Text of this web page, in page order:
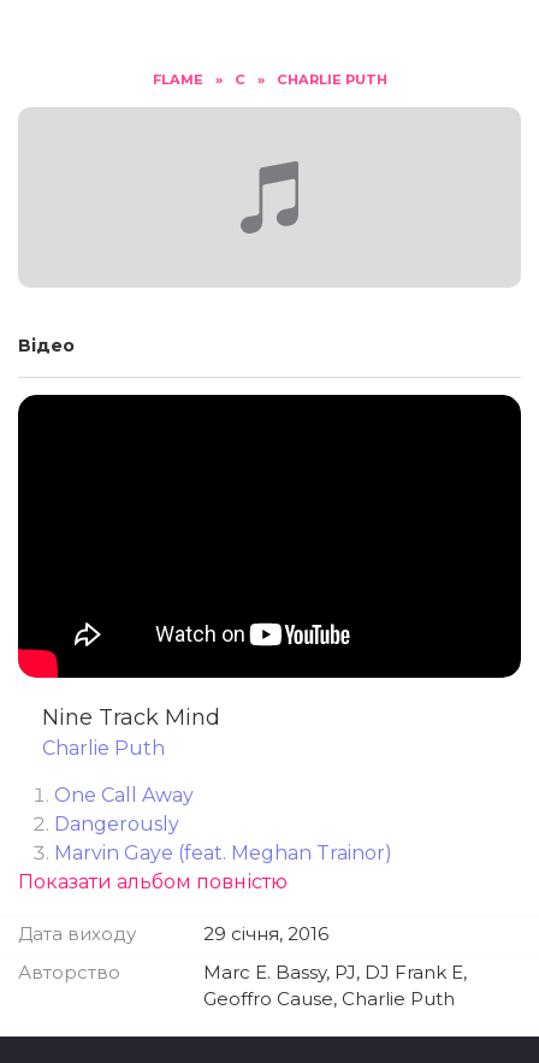
FLAME » C » CHARLIE PUTH
Відео
Nine Track Mind
Charlie Puth
One Call Away
Dangerously
Marvin Gaye (feat. Meghan Trainor)
Losing My Mind
My Gospel
Up All Night
Показати альбом повністю
Дата виходу
29 січня, 2016
Авторство
Marc E. Bassy, PJ, DJ Frank E,
Geoffro Cause, Charlie Puth